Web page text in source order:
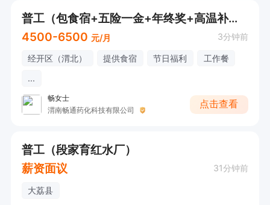
普工（包食宿+五险一金+年终奖+高温补贴）
4500-6500 元/月 3分钟前
经开区（渭北） 提供食宿 节日福利
工作餐
...
畅女士
渭南畅通药化科技有限公司
点击查看
普工（段家育红水厂）
薪资面议
31分钟前
大荔县